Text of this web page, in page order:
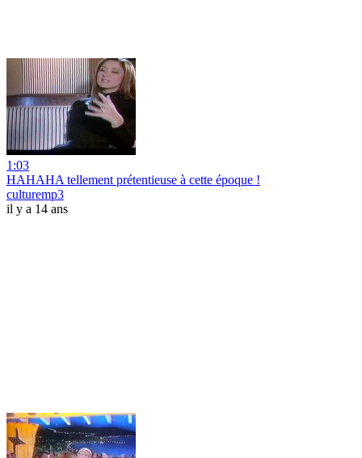
1:03
HAHAHA tellement prétentieuse à cette époque !
culturemp3
il y a 14 ans